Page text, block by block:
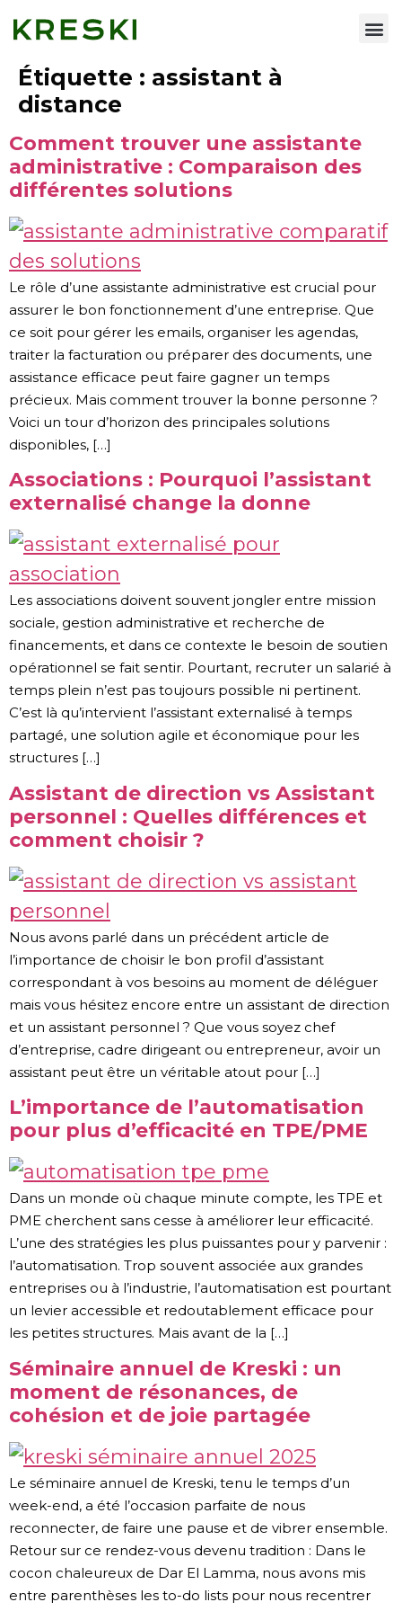
Étiquette : assistant à
distance
Comment trouver une assistante
administrative : Comparaison des
différentes solutions
Le rôle d’une assistante administrative est crucial pour
assurer le bon fonctionnement d’une entreprise. Que
ce soit pour gérer les emails, organiser les agendas,
traiter la facturation ou préparer des documents, une
assistance efficace peut faire gagner un temps
précieux. Mais comment trouver la bonne personne ?
Voici un tour d’horizon des principales solutions
disponibles, […]
Associations : Pourquoi l’assistant
externalisé change la donne
Les associations doivent souvent jongler entre mission
sociale, gestion administrative et recherche de
financements, et dans ce contexte le besoin de soutien
opérationnel se fait sentir. Pourtant, recruter un salarié à
temps plein n’est pas toujours possible ni pertinent.
C’est là qu’intervient l’assistant externalisé à temps
partagé, une solution agile et économique pour les
structures […]
Assistant de direction vs Assistant
personnel : Quelles différences et
comment choisir ?
Nous avons parlé dans un précédent article de
l’importance de choisir le bon profil d’assistant
correspondant à vos besoins au moment de déléguer
mais vous hésitez encore entre un assistant de direction
et un assistant personnel ? Que vous soyez chef
d’entreprise, cadre dirigeant ou entrepreneur, avoir un
assistant peut être un véritable atout pour […]
L’importance de l’automatisation
pour plus d’efficacité en TPE/PME
Dans un monde où chaque minute compte, les TPE et
PME cherchent sans cesse à améliorer leur efficacité.
L’une des stratégies les plus puissantes pour y parvenir :
l’automatisation. Trop souvent associée aux grandes
entreprises ou à l’industrie, l’automatisation est pourtant
un levier accessible et redoutablement efficace pour
les petites structures. Mais avant de la […]
Séminaire annuel de Kreski : un
moment de résonances, de
cohésion et de joie partagée
Le séminaire annuel de Kreski, tenu le temps d’un
week-end, a été l’occasion parfaite de nous
reconnecter, de faire une pause et de vibrer ensemble.
Retour sur ce rendez-vous devenu tradition : Dans le
cocon chaleureux de Dar El Lamma, nous avons mis
entre parenthèses les to-do lists pour nous recentrer